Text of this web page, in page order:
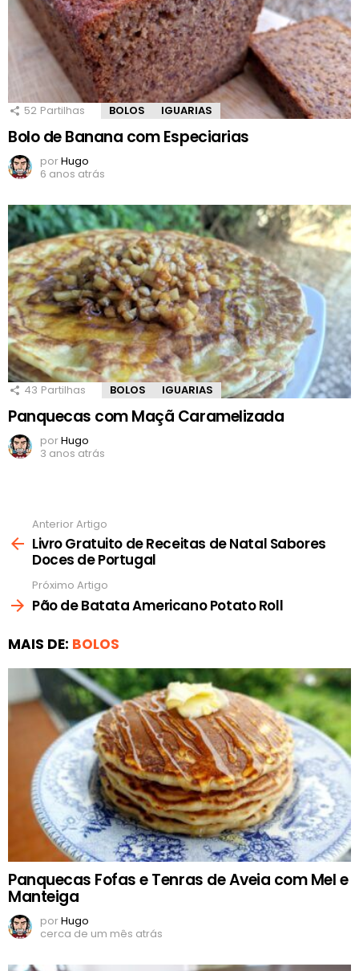
52 Partilhas BOLOS IGUARIAS
Bolo de Banana com Especiarias
porHugo
6 anos atrás
43 Partilhas BOLOS IGUARIAS
Panquecas com Maçã Caramelizada
porHugo
3 anos atrás
mais
Anterior Artigo
Livro Gratuito de Receitas de Natal Sabores
Doces de Portugal
Próximo Artigo
Pão de Batata Americano Potato Roll
MAIS DE: BOLOS
Panquecas Fofas e Tenras de Aveia com Mel e
Manteiga
porHugo
cerca de um mês atrás